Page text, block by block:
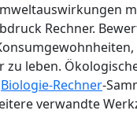
Rechner.
zu leben.
Biologie-Rechner-
verwandte